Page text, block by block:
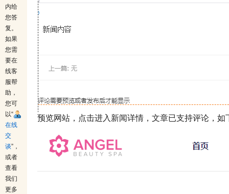
内给
您答
复。
如果
您需
要在
线客
服帮
助，
您可
以“
在线
交
谈”，
或者
查看
我们
更多
预览网站，点击进入新闻详情，文章已支持评论，如